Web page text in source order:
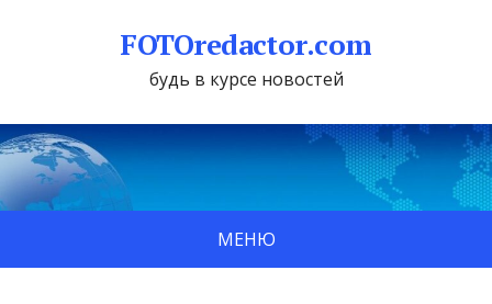
FOTOredactor.com
будь в курсе новостей
МЕНЮ